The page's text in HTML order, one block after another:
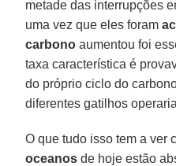
metade das interrupções
uma vez que eles foram
carbono aumentou foi
taxa característica é
do próprio ciclo do
diferentes gatilhos
O que tudo isso tem a ver
oceanos de hoje estão